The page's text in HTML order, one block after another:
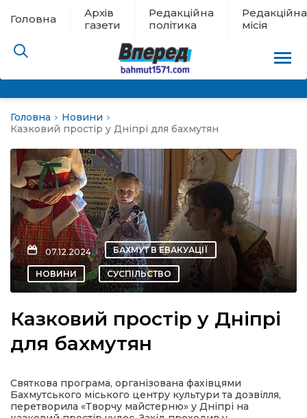
Головна
Архів
газети
Редакційна
політика
Редакційна
місія
евакуації
новини
Головна
Новини
Казковий простір у Дніпрі для бахмутян
07.12.2024 БАХМУТ В ЕВАКУАЦІЇ
НОВИНИ СУСПІЛЬСТВО
Казковий простір у Дніпрі
для бахмутян
Святкова програма, організована фахівцями
Бахмутського міського центру культури та дозвілля,
перетворила «Творчу майстерню» у Дніпрі на